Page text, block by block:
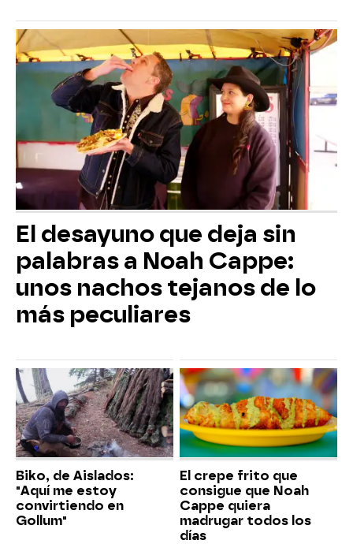
El desayuno que deja sin
palabras a Noah Cappe:
unos nachos tejanos de lo
más peculiares
Biko, de Aislados:
"Aquí me estoy
convirtiendo en
Gollum"
El crepe frito que
consigue que Noah
Cappe quiera
madrugar todos los
días